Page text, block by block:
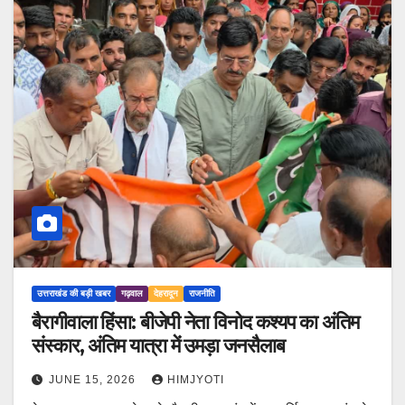
उत्तराखंड की बड़ी खबर गढ़वाल देहरादून राजनीति
बैरागीवाला हिंसा: बीजेपी नेता विनोद कश्यप का अंतिम
संस्कार, अंतिम यात्रा में उमड़ा जनसैलाब
JUNE 15, 2026 HIMJYOTI